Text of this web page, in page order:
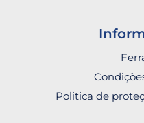
Politica de